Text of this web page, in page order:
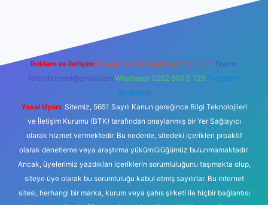
Reklam ve İletişim: E-mail: backlinkpaneli@gmail.com Teams:
forumhizmeti@gmail.com Whatsapp: 0262 606 0 726 Telegram:
@karabul
Yasal Uyarı: Sitemiz, 5651 Sayılı Kanun gereğince Bilgi Teknolojileri
ve İletişim Kurumu (BTK) tarafından onaylanmış bir Yer Sağlayıcı
olarak hizmet vermektedir. Bu nedenle, sitedeki içerikleri proaktif
olarak denetleme veya araştırma yükümlülüğümüz bulunmamaktadır.
Ancak, üyelerimiz yazdıkları içeriklerin sorumluluğunu taşımakta olup,
siteye üye olarak bu sorumluluğu kabul etmiş sayılırlar. Bu internet
sitesi, herhangi bir marka, kurum veya şahıs şirketi ile hiçbir bağlantısı